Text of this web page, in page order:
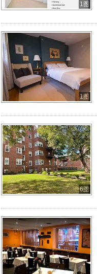
1图
1图
6图